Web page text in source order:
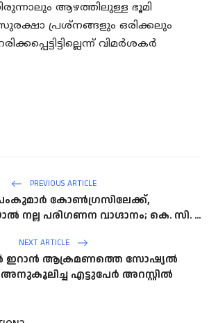
ആഴത്തിലുള്ള ഭൂമി
പ്രശ്നങ്ങളും ഒരിക്കലും
വിമർശകർ
PREVIOUS ARTICLE
കോൺഗ്രസിലേക്ക്,
നല്ല പരിഗണന വാഗ്ദാനം; കെ. സി. ...
NEXT ARTICLE
ആക്രമണത്തെ സോഷ്യൽ
എട്ടുപേർ അറസ്റ്റിൽ